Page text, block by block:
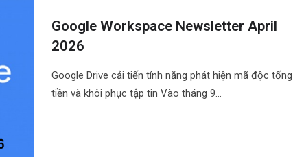
Google Workspace Newsletter April
2026
Google Drive cải tiến tính năng phát hiện mã độc tống
tiền và khôi phục tập tin Vào tháng 9…